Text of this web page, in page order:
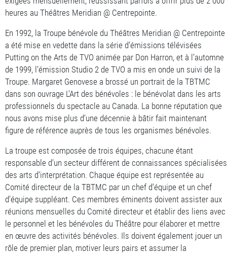
heures au Théâtres Meridian @ Centrepointe.
En 1992, la Troupe bénévole du Théâtres Meridian @ Centrepointe
a été mise en vedette dans la série d’émissions télévisées
Putting on the Arts de TVO animée par Don Harron, et à l’automne
de 1999, l’émission Studio 2 de TVO a mis en onde un suivi de la
Troupe. Margaret Genovese a brossé un portrait de la TBTMC
dans son ouvrage L'Art des bénévoles : le bénévolat dans les arts
professionnels du spectacle au Canada. La bonne réputation que
nous avons mise plus d’une décennie à bâtir fait maintenant
figure de référence auprès de tous les organismes bénévoles.
La troupe est composée de trois équipes, chacune étant
responsable d’un secteur différent de connaissances spécialisées
des arts d’interprétation. Chaque équipe est représentée au
Comité directeur de la TBTMC par un chef d’équipe et un chef
d’équipe suppléant. Ces membres éminents doivent assister aux
réunions mensuelles du Comité directeur et établir des liens avec
le personnel et les bénévoles du Théâtre pour élaborer et mettre
en œuvre des activités bénévoles. Ils doivent également jouer un
rôle de premier plan, motiver leurs pairs et assumer la